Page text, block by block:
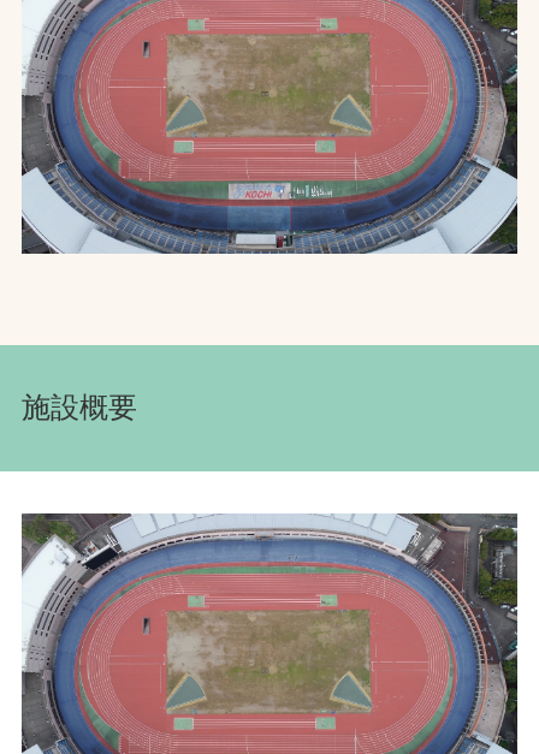
お問合せ
お取引先の皆様へ
プライバシーポリシー
ソーシャルメディアポリシー
文字の見えづらさや操作にお困りの方へ
施設概要